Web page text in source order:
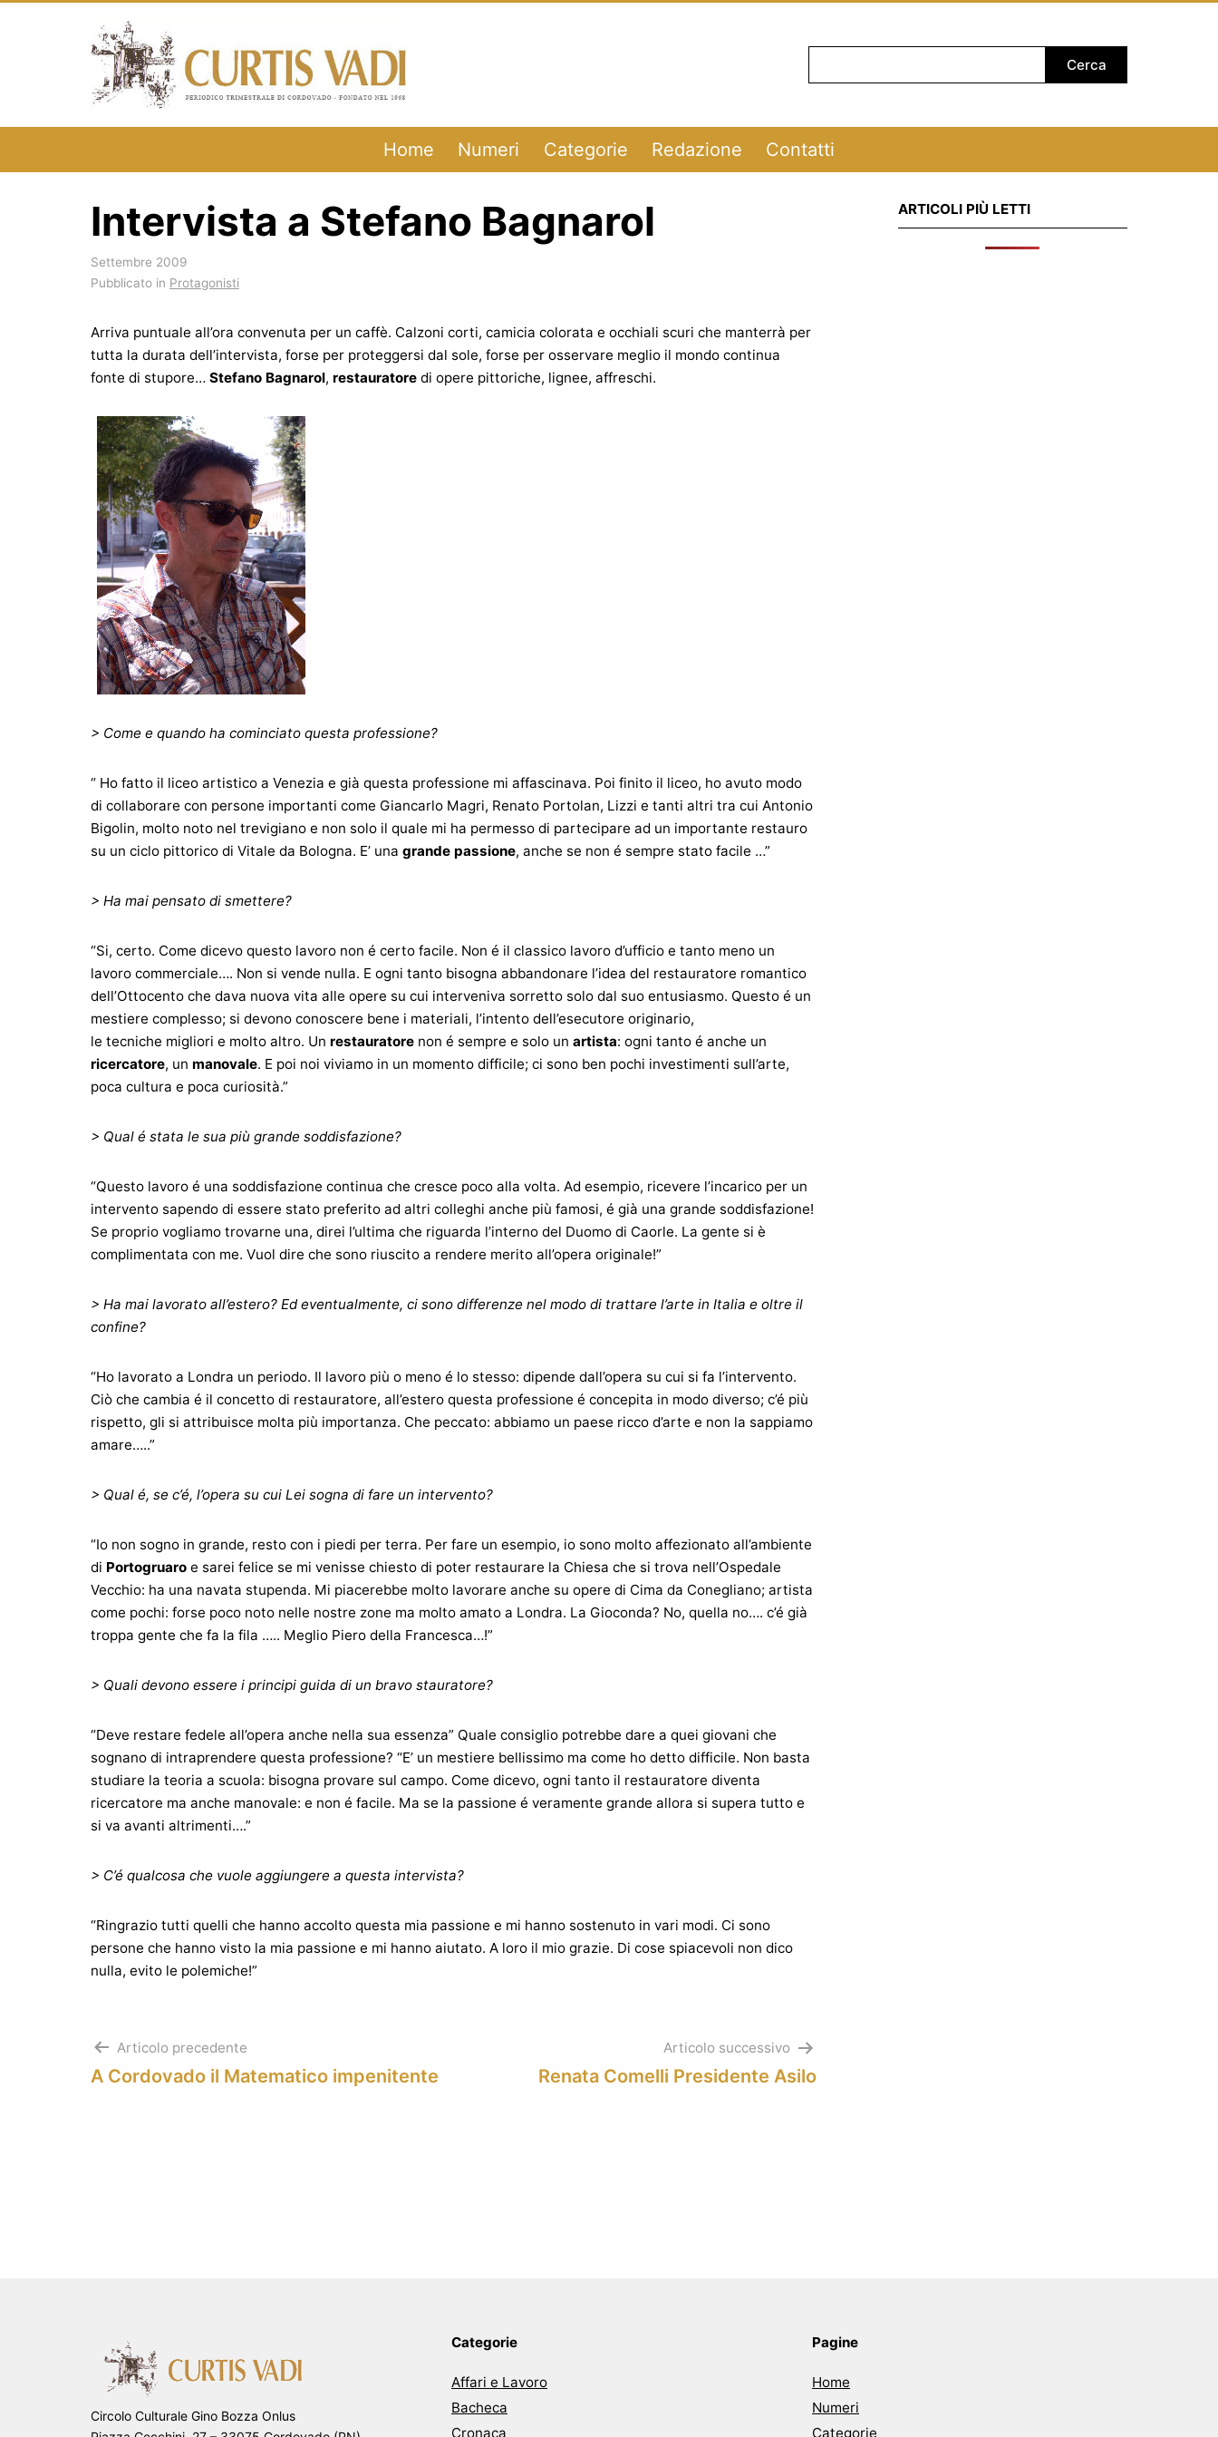
Home Numeri Categorie Redazione Contatti
Intervista a Stefano Bagnarol
Settembre 2009
Pubblicato in Protagonisti
Arriva puntuale all’ora convenuta per un caffè. Calzoni corti, camicia colorata e occhiali scuri che manterrà per
tutta la durata dell’intervista, forse per proteggersi dal sole, forse per osservare meglio il mondo continua
fonte di stupore… Stefano Bagnarol, restauratore di opere pittoriche, lignee, affreschi.
> Come e quando ha cominciato questa professione?
“ Ho fatto il liceo artistico a Venezia e già questa professione mi affascinava. Poi finito il liceo, ho avuto modo
di collaborare con persone importanti come Giancarlo Magri, Renato Portolan, Lizzi e tanti altri tra cui Antonio
Bigolin, molto noto nel trevigiano e non solo il quale mi ha permesso di partecipare ad un importante restauro
su un ciclo pittorico di Vitale da Bologna. E’ una grande passione, anche se non é sempre stato facile …”
> Ha mai pensato di smettere?
“Si, certo. Come dicevo questo lavoro non é certo facile. Non é il classico lavoro d’ufficio e tanto meno un
lavoro commerciale…. Non si vende nulla. E ogni tanto bisogna abbandonare l’idea del restauratore romantico
dell’Ottocento che dava nuova vita alle opere su cui interveniva sorretto solo dal suo entusiasmo. Questo é un
mestiere complesso; si devono conoscere bene i materiali, l’intento dell’esecutore originario,
le tecniche migliori e molto altro. Un restauratore non é sempre e solo un artista: ogni tanto é anche un
ricercatore, un manovale. E poi noi viviamo in un momento difficile; ci sono ben pochi investimenti sull’arte,
poca cultura e poca curiosità.”
> Qual é stata le sua più grande soddisfazione?
“Questo lavoro é una soddisfazione continua che cresce poco alla volta. Ad esempio, ricevere l’incarico per un
intervento sapendo di essere stato preferito ad altri colleghi anche più famosi, é già una grande soddisfazione!
Se proprio vogliamo trovarne una, direi l’ultima che riguarda l’interno del Duomo di Caorle. La gente si è
complimentata con me. Vuol dire che sono riuscito a rendere merito all’opera originale!”
> Ha mai lavorato all’estero? Ed eventualmente, ci sono differenze nel modo di trattare l’arte in Italia e oltre il
confine?
“Ho lavorato a Londra un periodo. Il lavoro più o meno é lo stesso: dipende dall’opera su cui si fa l’intervento.
Ciò che cambia é il concetto di restauratore, all’estero questa professione é concepita in modo diverso; c’é più
rispetto, gli si attribuisce molta più importanza. Che peccato: abbiamo un paese ricco d’arte e non la sappiamo
amare…..”
> Qual é, se c’é, l’opera su cui Lei sogna di fare un intervento?
“Io non sogno in grande, resto con i piedi per terra. Per fare un esempio, io sono molto affezionato all’ambiente
di Portogruaro e sarei felice se mi venisse chiesto di poter restaurare la Chiesa che si trova nell’Ospedale
Vecchio: ha una navata stupenda. Mi piacerebbe molto lavorare anche su opere di Cima da Conegliano; artista
come pochi: forse poco noto nelle nostre zone ma molto amato a Londra. La Gioconda? No, quella no…. c’é già
troppa gente che fa la fila ….. Meglio Piero della Francesca…!”
> Quali devono essere i principi guida di un bravo stauratore?
“Deve restare fedele all’opera anche nella sua essenza” Quale consiglio potrebbe dare a quei giovani che
sognano di intraprendere questa professione? “E’ un mestiere bellissimo ma come ho detto difficile. Non basta
studiare la teoria a scuola: bisogna provare sul campo. Come dicevo, ogni tanto il restauratore diventa
ricercatore ma anche manovale: e non é facile. Ma se la passione é veramente grande allora si supera tutto e
si va avanti altrimenti….”
> C’é qualcosa che vuole aggiungere a questa intervista?
“Ringrazio tutti quelli che hanno accolto questa mia passione e mi hanno sostenuto in vari modi. Ci sono
persone che hanno visto la mia passione e mi hanno aiutato. A loro il mio grazie. Di cose spiacevoli non dico
nulla, evito le polemiche!”
Navigazione
Articolo precedente
A Cordovado il Matematico impenitente
Articolo successivo
Renata Comelli Presidente Asilo
ARTICOLI PIÙ LETTI
Circolo Culturale Gino Bozza Onlus
Categorie
Affari e Lavoro
Bacheca
Cronaca
Pagine
Home
Numeri
Categorie